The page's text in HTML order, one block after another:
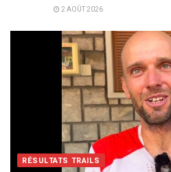
2 AOÛT 2026
RÉSULTATS TRAILS